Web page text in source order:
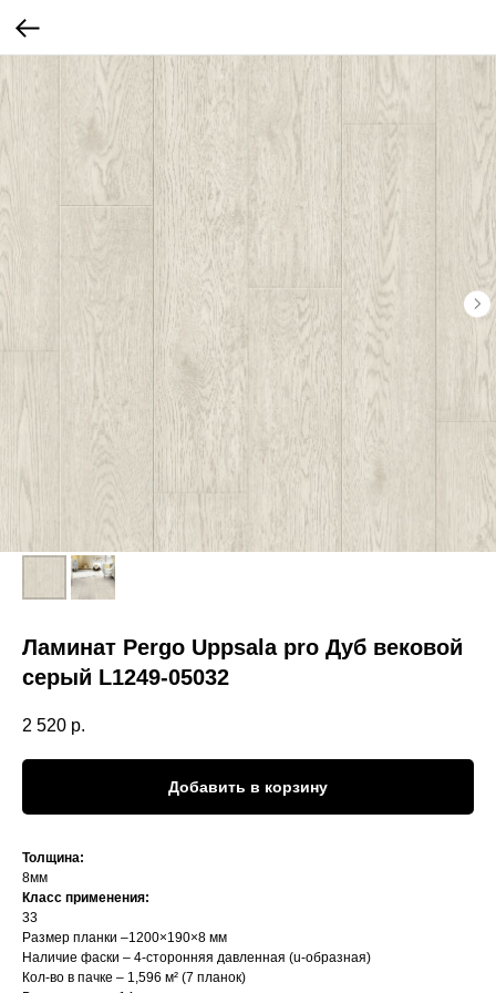
Ламинат Pergo Uppsala pro Дуб вековой
серый L1249-05032
2 520 р.
Добавить в корзину
Толщина:
8мм
Класс применения:
33
Размер планки –1200×190×8 мм
Наличие фаски – 4-сторонняя давленная (u-образная)
Кол-во в пачке – 1,596 м² (7 планок)